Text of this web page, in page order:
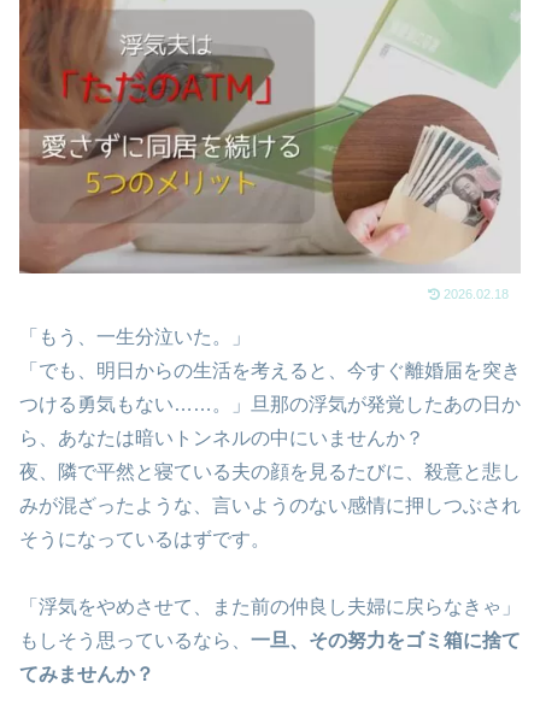
2026.02.18
「もう、一生分泣いた。」
「でも、明日からの生活を考えると、今すぐ離婚届を突き
つける勇気もない……。」旦那の浮気が発覚したあの日か
ら、あなたは暗いトンネルの中にいませんか？
夜、隣で平然と寝ている夫の顔を見るたびに、殺意と悲し
みが混ざったような、言いようのない感情に押しつぶされ
そうになっているはずです。
「浮気をやめさせて、また前の仲良し夫婦に戻らなきゃ」
もしそう思っているなら、 一旦、その努力をゴミ箱に捨て
てみませんか？